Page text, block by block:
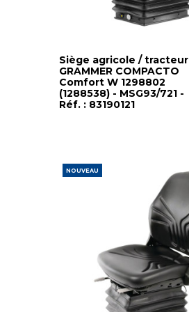
Siège agricole / tracteur
GRAMMER COMPACTO
Comfort W 1298802
(1288538) - MSG93/721 -
Réf. : 83190121
NOUVEAU